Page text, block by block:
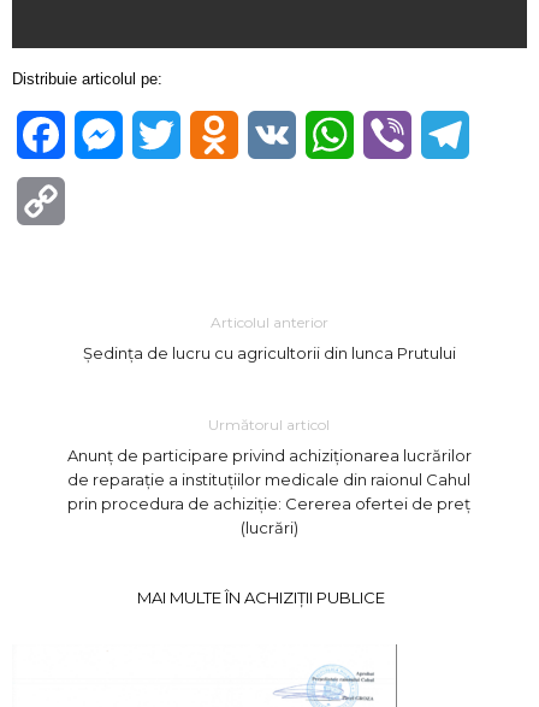
Distribuie articolul pe:
FacebookMessenger
Twitter Odnoklassniki
VK WhatsApp
Viber
Articolul anterior
Ședința de lucru cu agricultorii din lunca Prutului
Următorul articol
Anunț de participare privind achiziționarea lucrărilor
de reparație a instituțiilor medicale din raionul Cahul
prin procedura de achiziție: Cererea ofertei de preț
(lucrări)
MAI MULTE ÎN ACHIZIȚII PUBLICE